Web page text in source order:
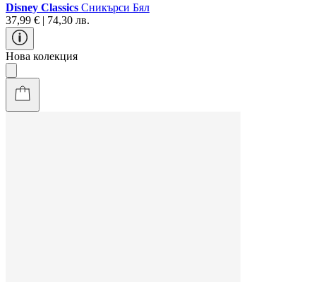
Disney Classics Сникърси Бял
37,99 € | 74,30 лв.
Нова колекция